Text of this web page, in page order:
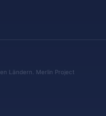
Ländern. Merlin Project